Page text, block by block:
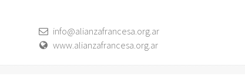
info@alianzafrancesa.org.ar
www.alianzafrancesa.org.ar